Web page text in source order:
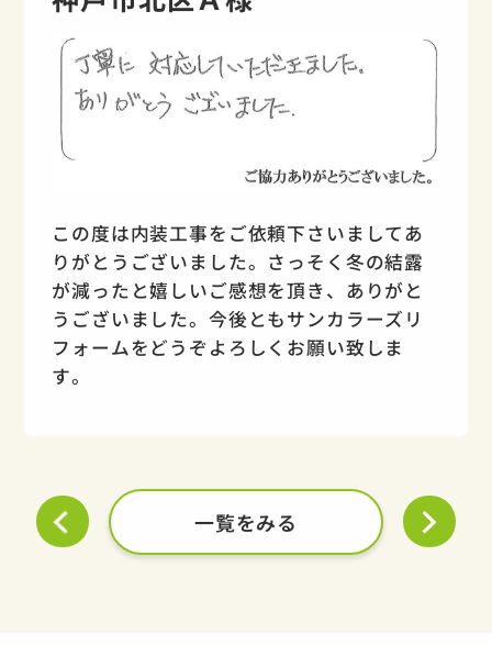
この度は内装工事をご依頼下さいましてあ
りがとうございました。さっそく冬の結露
が減ったと嬉しいご感想を頂き、ありがと
うございました。今後ともサンカラーズリ
フォームをどうぞよろしくお願い致しま
す。
一覧をみる